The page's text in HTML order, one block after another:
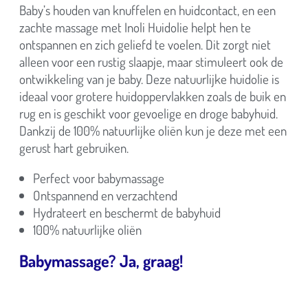
Baby’s houden van knuffelen en huidcontact, en een
zachte massage met Inoli Huidolie helpt hen te
ontspannen en zich geliefd te voelen. Dit zorgt niet
alleen voor een rustig slaapje, maar stimuleert ook de
ontwikkeling van je baby. Deze natuurlijke huidolie is
ideaal voor grotere huidoppervlakken zoals de buik en
rug en is geschikt voor gevoelige en droge babyhuid.
Dankzij de 100% natuurlijke oliën kun je deze met een
gerust hart gebruiken.
Perfect voor babymassage
Ontspannend en verzachtend
Hydrateert en beschermt de babyhuid
100% natuurlijke oliën
Babymassage? Ja, graag!